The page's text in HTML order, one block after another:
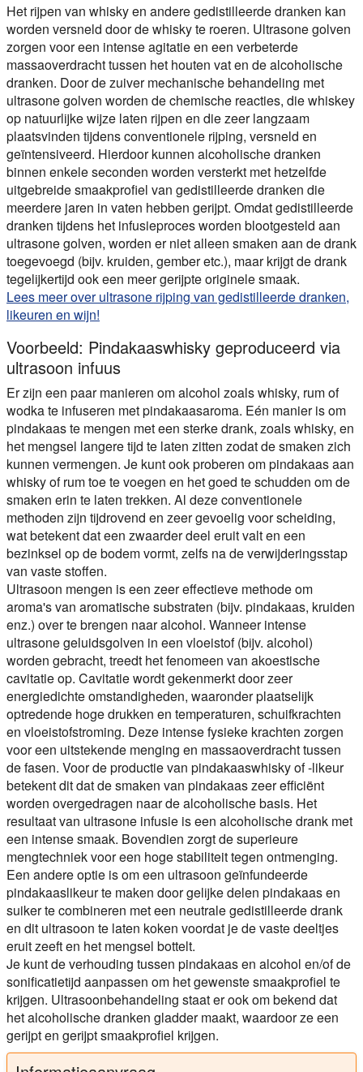
Het rijpen van whisky en andere gedistilleerde dranken kan
worden versneld door de whisky te roeren. Ultrasone golven
zorgen voor een intense agitatie en een verbeterde
massaoverdracht tussen het houten vat en de alcoholische
dranken. Door de zuiver mechanische behandeling met
ultrasone golven worden de chemische reacties, die whiskey
op natuurlijke wijze laten rijpen en die zeer langzaam
plaatsvinden tijdens conventionele rijping, versneld en
geïntensiveerd. Hierdoor kunnen alcoholische dranken
binnen enkele seconden worden versterkt met hetzelfde
uitgebreide smaakprofiel van gedistilleerde dranken die
meerdere jaren in vaten hebben gerijpt. Omdat gedistilleerde
dranken tijdens het infusieproces worden blootgesteld aan
ultrasone golven, worden er niet alleen smaken aan de drank
toegevoegd (bijv. kruiden, gember etc.), maar krijgt de drank
tegelijkertijd ook een meer gerijpte originele smaak.
Lees meer over ultrasone rijping van gedistilleerde dranken,
likeuren en wijn!
Voorbeeld: Pindakaaswhisky geproduceerd via
ultrasoon infuus
Er zijn een paar manieren om alcohol zoals whisky, rum of
wodka te infuseren met pindakaasaroma. Eén manier is om
pindakaas te mengen met een sterke drank, zoals whisky, en
het mengsel langere tijd te laten zitten zodat de smaken zich
kunnen vermengen. Je kunt ook proberen om pindakaas aan
whisky of rum toe te voegen en het goed te schudden om de
smaken erin te laten trekken. Al deze conventionele
methoden zijn tijdrovend en zeer gevoelig voor scheiding,
wat betekent dat een zwaarder deel eruit valt en een
bezinksel op de bodem vormt, zelfs na de verwijderingsstap
van vaste stoffen.
Ultrasoon mengen is een zeer effectieve methode om
aroma's van aromatische substraten (bijv. pindakaas, kruiden
enz.) over te brengen naar alcohol. Wanneer intense
ultrasone geluidsgolven in een vloeistof (bijv. alcohol)
worden gebracht, treedt het fenomeen van akoestische
cavitatie op. Cavitatie wordt gekenmerkt door zeer
energiedichte omstandigheden, waaronder plaatselijk
optredende hoge drukken en temperaturen, schuifkrachten
en vloeistofstroming. Deze intense fysieke krachten zorgen
voor een uitstekende menging en massaoverdracht tussen
de fasen. Voor de productie van pindakaaswhisky of -likeur
betekent dit dat de smaken van pindakaas zeer efficiënt
worden overgedragen naar de alcoholische basis. Het
resultaat van ultrasone infusie is een alcoholische drank met
een intense smaak. Bovendien zorgt de superieure
mengtechniek voor een hoge stabiliteit tegen ontmenging.
Een andere optie is om een ultrasoon geïnfundeerde
pindakaaslikeur te maken door gelijke delen pindakaas en
suiker te combineren met een neutrale gedistilleerde drank
en dit ultrasoon te laten koken voordat je de vaste deeltjes
eruit zeeft en het mengsel bottelt.
Je kunt de verhouding tussen pindakaas en alcohol en/of de
sonificatietijd aanpassen om het gewenste smaakprofiel te
krijgen. Ultrasoonbehandeling staat er ook om bekend dat
het alcoholische dranken gladder maakt, waardoor ze een
gerijpt en gerijpt smaakprofiel krijgen.